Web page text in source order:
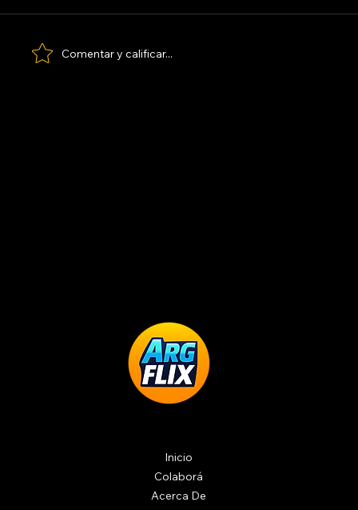
Comentar y calificar...
Inicio
Colaborá
Acerca De